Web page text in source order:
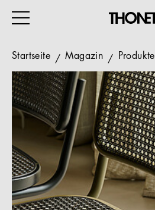
ARBEITEN
WOHNEN
VERANSTALTUNG
GASTRO & HOTEL
ALLE PRODUKTE
Startseite Magazin Produkte